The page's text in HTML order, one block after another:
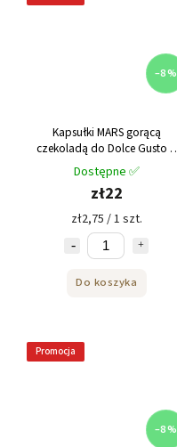
–8 %
Kapsułki MARS gorącą
czekoladą do Dolce Gusto 8
sztuk
Dostępne ✅
zł22
zł2,75 / 1 szt.
Do koszyka
Promocja
–8 %